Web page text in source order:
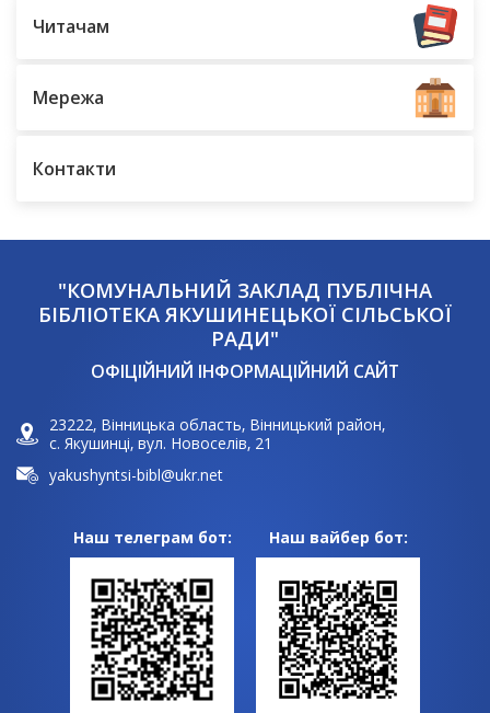
Читачам
Мережа
Контакти
"КОМУНАЛЬНИЙ ЗАКЛАД ПУБЛІЧНА
БІБЛІОТЕКА ЯКУШИНЕЦЬКОЇ СІЛЬСЬКОЇ
РАДИ"
ОФІЦІЙНИЙ ІНФОРМАЦІЙНИЙ САЙТ
23222, Вінницька область, Вінницький район,
с. Якушинці, вул. Новоселів, 21
yakushyntsi-bibl@ukr.net
Наш телеграм бот: Наш вайбер бот: